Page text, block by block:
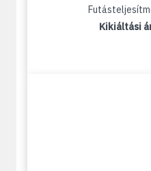
Kikiáltási